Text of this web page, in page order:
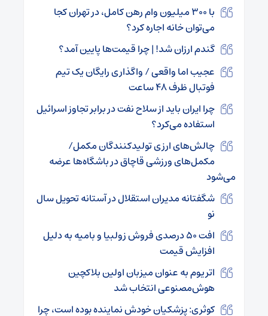
با ۳۰۰ میلیون وام رهن کامل، در تهران کجا
می‌توان خانه اجاره کرد؟
گندم ارزان شد! | چرا قیمت‌ها پایین آمد؟
عجیب اما واقعی / واگذاری رایگان یک تیم
فوتبال ظرف ۴۸ ساعت
چرا ایران باید از سلاح نفت در برابر تجاوز اسرائیل
استفاده می‌کرد؟
چالش‌های ارزی تولیدکنندگان مکمل/
مکمل‌های ورزشی قاچاق در باشگاه‌ها عرضه
می‌شود
شگفتانه مدیران استقلال در آستانه تحویل سال
نو
افت ۵۰ درصدی فروش زولبیا و بامیه به دلیل
افزایش قیمت
اتریوم به عنوان میزبان اولین بلاکچین
هوش‌مصنوعی انتخاب شد
کوثری: پزشکیان خودش نماینده بوده است، چرا